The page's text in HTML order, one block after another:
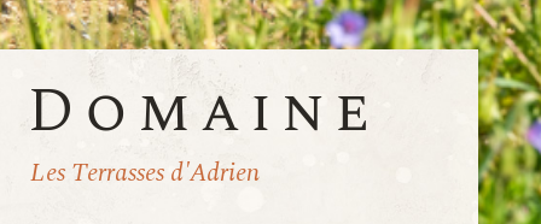
Domaine
Les Terrasses d'Adrien